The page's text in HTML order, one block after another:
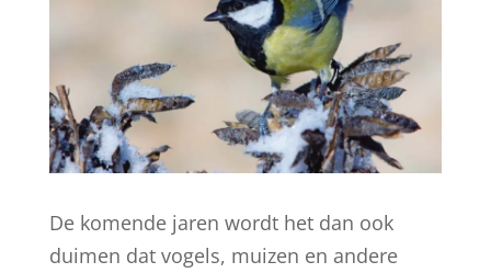
De komende jaren wordt het dan ook
duimen dat vogels, muizen en andere